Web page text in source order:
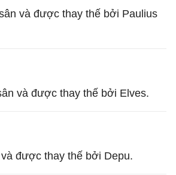
và được thay thế bởi Paulius
và được thay thế bởi Elves.
được thay thế bởi Depu.